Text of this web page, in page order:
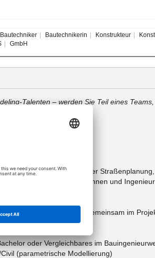
Bautechniker Bautechnikerin Konstrukteur
GmbH
Talenten – werden Sie Teil eines
Grundlagen der
mit den Ingenieurinnen und
der Projektaufgaben gemeinsam im
oder Vergleichbares im
(parametrische Modellierung)